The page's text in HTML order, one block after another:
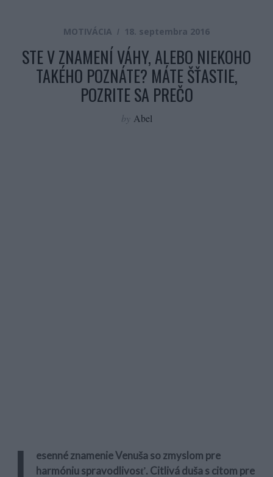
MOTIVÁCIA 18. septembra 2016
STE V ZNAMENÍ VÁHY, ALEBO NIEKOHO
TAKÉHO POZNÁTE? MÁTE ŠŤASTIE,
POZRITE SA PREČO
by Abel
esenné znamenie Venuša so zmyslom pre
harmóniu spravodlivosť. Citlivá duša s citom pre